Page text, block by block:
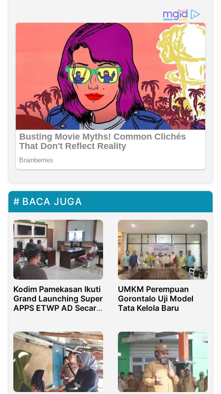
BACA JUGA
Kodim Pamekasan Ikuti
Grand Launching Super
APPS ETWP AD Secara
UMKM Perempuan
Gorontalo Uji Model
Tata Kelola Baru